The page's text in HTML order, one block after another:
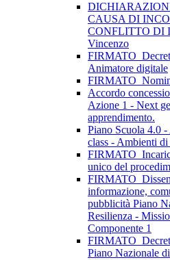
CAUSA DI
CONFLITTO DI
Vincenzo
Animatore digitale
Accordo
Azione 1 - Next
apprendimento.
Piano Scuola 4.0
class - Ambienti
unico del
informazione,
pubblicità Piano
Resilienza -
Componente 1
Piano Nazionale